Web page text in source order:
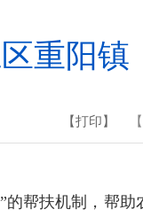
重阳镇
【打印】
帮扶机制，帮助